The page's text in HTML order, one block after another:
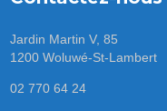
Jardin Martin V, 85
1200 Woluwé-St-Lambert
02 770 64 24